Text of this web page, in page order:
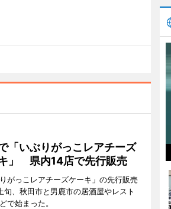
「いぶりがっこレアチーズ
」 県内14店で先行販売
りがっこレアチーズケーキ」の先行販売
旬、秋田市と男鹿市の居酒屋やレスト
で始まった。